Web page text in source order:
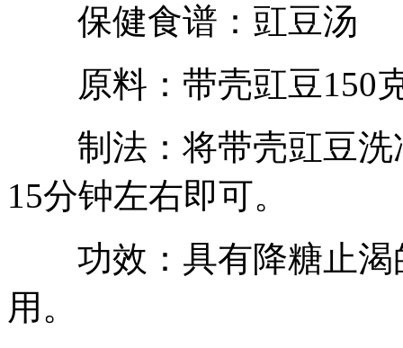
保健食谱：豇豆汤
原料：带壳豇豆150
制法：将带壳豇豆洗
15分钟左右即可。
功效：具有降糖止渴
用。